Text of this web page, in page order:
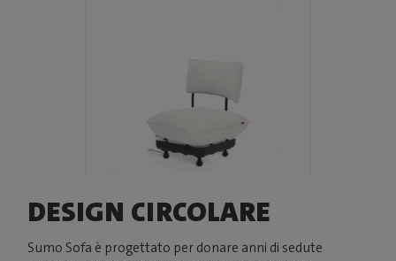
DESIGN CIRCOLARE
Sumo Sofa è progettato per donare anni di sedute